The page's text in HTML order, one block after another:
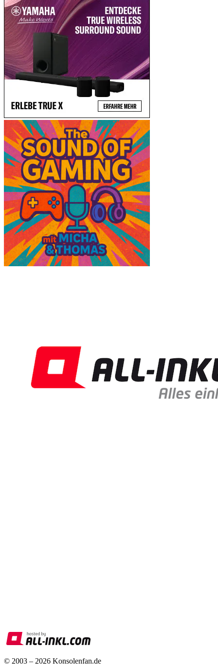
© 2003 – 2026 Konsolenfan.de